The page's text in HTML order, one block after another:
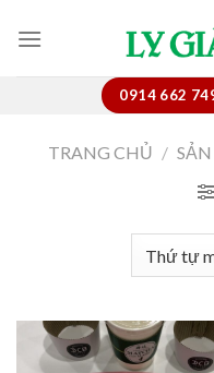
0914 662
TRANG CHỦ /